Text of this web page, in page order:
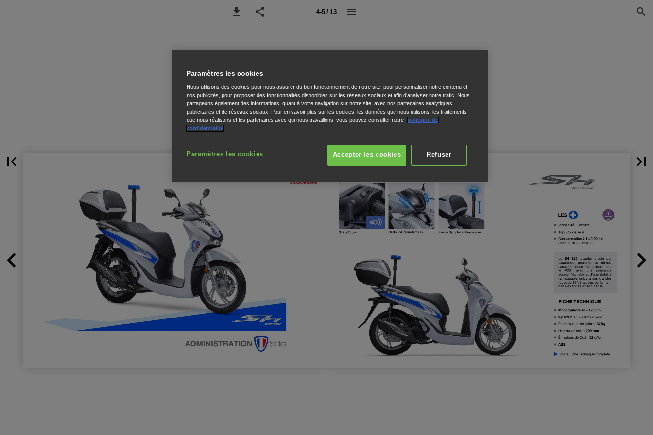
4-5 / 13
Paramètres les cookies
Nous utilisons des cookies pour nous assurer du bon fonctionnement de notre site, pour personnaliser notre contenu et
nos publicités, pour proposer des fonctionnalités disponibles sur les réseaux sociaux et afin d’analyser notre trafic. Nous
partageons également des informations, quant à votre navigation sur notre site, avec nos partenaires analytiques,
publicitaires et de réseaux sociaux. Pour en savoir plus sur les cookies, les données que nous utilisons, les traitements
que nous réalisons et les partenaires avec qui nous travaillons, vous pouvez consulter notre
politique de
confidentialité
Refuser
Accepter les cookies
Paramètres les cookies